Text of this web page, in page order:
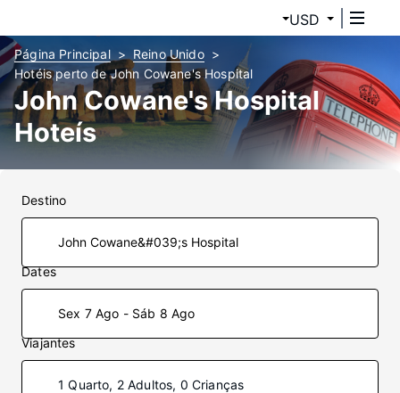
USD
Página Principal
Reino Unido
Hotéis perto de John Cowane's Hospital
John Cowane's Hospital
Hoteís
Destino
Dates
Sex 7 Ago - Sáb 8 Ago
Viajantes
1 Quarto, 2 Adultos, 0 Crianças